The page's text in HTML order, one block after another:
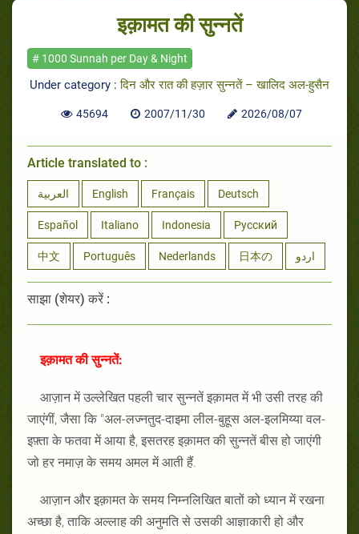
इक़ामत की सुन्नतें
# 1000 Sunnah per Day & Night
Under category :दिन और रात की हज़ार सुन्नतें – खालिद अल-हुसैन
45694 2007/11/30 2026/08/07
Article translated to :
العربية English Français Deutsch
Español Italiano Indonesia Русский
中文 Português Nederlands 日本の اردو
साझा (शेयर) करें :
इक़ामत की सुन्नतें:
आज़ान में उल्लेखित पहली चार सुन्नतें इक़ामत में भी उसी तरह की
जाएंगीं, जैसा कि "अल-लज्नतुद-दाइमा लील-बुहूस अल-इलमिय्या वल-
इफ़्ता के फतवा में आया है, इसतरह इक़ामत की सुन्नतें बीस हो जाएंगी
जो हर नमाज़ के समय अमल में आती हैं.
आज़ान और इक़ामत के समय निम्नलिखित बातों को ध्यान में रखना
अच्छा है, ताकि अल्लाह की अनुमति से उसकी आज्ञाकारी हो और